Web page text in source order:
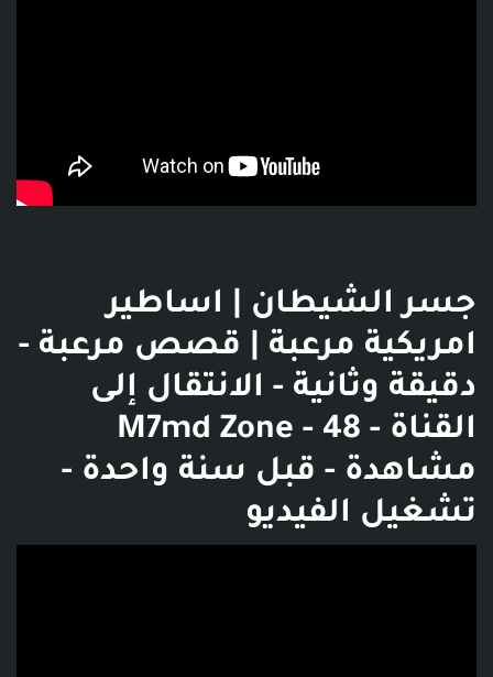
جسر الشيطان | اساطير
امريكية مرعبة | قصص مرعبة -
دقيقة وثانية - الانتقال إلى
القناة - M7md Zone - 48
مشاهدة - قبل سنة واحدة -
تشغيل الفيديو